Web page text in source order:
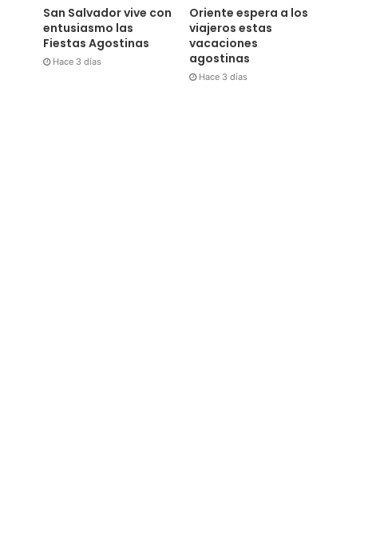
San Salvador vive con
entusiasmo las
Fiestas Agostinas
Hace 3 días
Oriente espera a los
viajeros estas
vacaciones
agostinas
Hace 3 días